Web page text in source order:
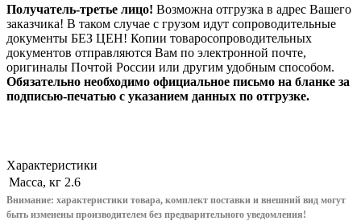
Получатель-третье лицо! Возможна отгрузка в адрес Вашего
заказчика! В таком случае с грузом идут сопроводительные
документы БЕЗ ЦЕН! Копии товаросопроводительных
документов отправляются Вам по электронной почте,
оригиналы Почтой России или другим удобным способом.
Обязательно необходимо официальное письмо на бланке за
подписью-печатью с указанием данных по отгрузке.
Характеристики
Масса, кг 2.6
Внимание: характеристики товара, комплект поставки и внешний вид могут
быть изменены производителем без предварительного уведомления!